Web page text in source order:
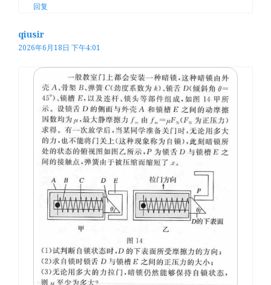
回复
qiusir
2026年6月18日 下午4:01